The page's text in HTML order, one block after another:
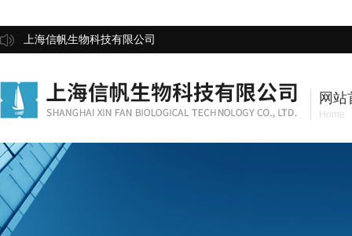
上海信帆生物科技有限公司
网站
Home